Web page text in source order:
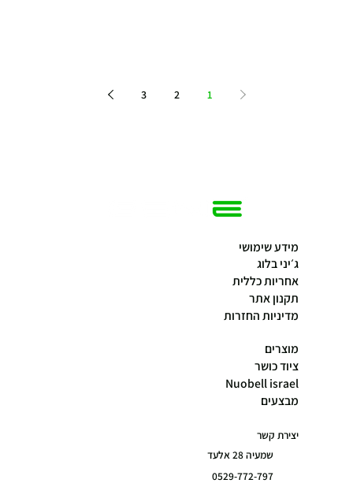
1
2
3
מידע שימושי
ג׳יני בלוג
אחריות כללית
תקנון אתר
מדיניות החזרות
מוצרים
ציוד כושר
Nuobell israel
מבצעים
יצירת קשר
שמעיה 28 אלעד
0529-772-797